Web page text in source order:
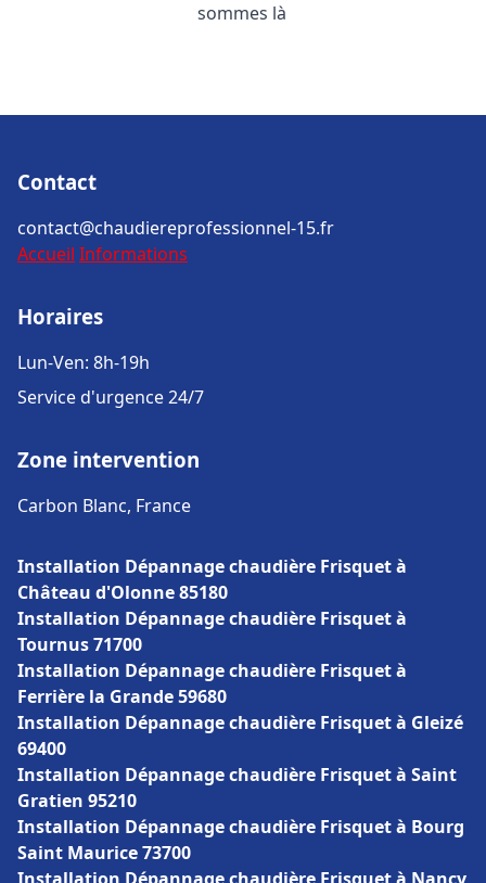
sommes là
Contact
contact@chaudiereprofessionnel-15.fr
Accueil Informations
Horaires
Lun-Ven: 8h-19h
Service d'urgence 24/7
Zone intervention
Carbon Blanc, France
Installation Dépannage chaudière Frisquet à
Château d'Olonne 85180
Installation Dépannage chaudière Frisquet à
Tournus 71700
Installation Dépannage chaudière Frisquet à
Ferrière la Grande 59680
Installation Dépannage chaudière Frisquet à Gleizé
69400
Installation Dépannage chaudière Frisquet à Saint
Gratien 95210
Installation Dépannage chaudière Frisquet à Bourg
Saint Maurice 73700